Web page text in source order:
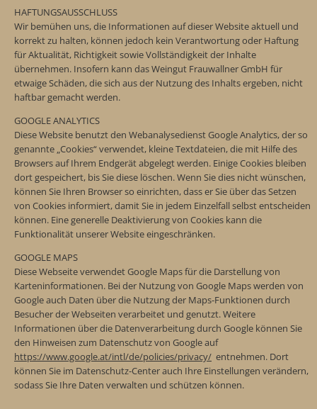
HAFTUNGSAUSSCHLUSS
Wir bemühen uns, die Informationen auf dieser Website aktuell und
korrekt zu halten, können jedoch kein Verantwortung oder Haftung
für Aktualität, Richtigkeit sowie Vollständigkeit der Inhalte
übernehmen. Insofern kann das Weingut Frauwallner GmbH für
etwaige Schäden, die sich aus der Nutzung des Inhalts ergeben, nicht
haftbar gemacht werden.
GOOGLE ANALYTICS
Diese Website benutzt den Webanalysedienst Google Analytics, der so
genannte „Cookies“ verwendet, kleine Textdateien, die mit Hilfe des
Browsers auf Ihrem Endgerät abgelegt werden. Einige Cookies bleiben
dort gespeichert, bis Sie diese löschen. Wenn Sie dies nicht wünschen,
können Sie Ihren Browser so einrichten, dass er Sie über das Setzen
von Cookies informiert, damit Sie in jedem Einzelfall selbst entscheiden
können. Eine generelle Deaktivierung von Cookies kann die
Funktionalität unserer Website eingeschränken.
GOOGLE MAPS
Diese Webseite verwendet Google Maps für die Darstellung von
Karteninformationen. Bei der Nutzung von Google Maps werden von
Google auch Daten über die Nutzung der Maps-Funktionen durch
Besucher der Webseiten verarbeitet und genutzt. Weitere
Informationen über die Datenverarbeitung durch Google können Sie
den Hinweisen zum Datenschutz von Google auf
https://www.google.at/intl/de/policies/privacy/ entnehmen. Dort
können Sie im Datenschutz-Center auch Ihre Einstellungen verändern,
sodass Sie Ihre Daten verwalten und schützen können.